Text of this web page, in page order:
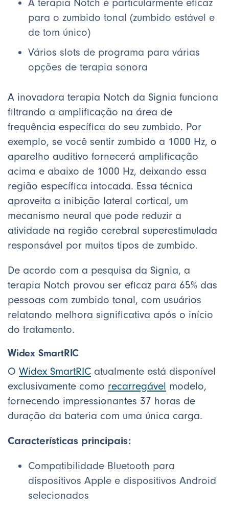
A terapia Notch é particularmente eficaz
para o zumbido tonal (zumbido estável e
de tom único)
Vários slots de programa para várias
opções de terapia sonora
A inovadora terapia Notch da Signia funciona
filtrando a amplificação na área de
frequência específica do seu zumbido. Por
exemplo, se você sentir zumbido a 1000 Hz, o
aparelho auditivo fornecerá amplificação
acima e abaixo de 1000 Hz, deixando essa
região específica intocada. Essa técnica
aproveita a inibição lateral cortical, um
mecanismo neural que pode reduzir a
atividade na região cerebral superestimulada
responsável por muitos tipos de zumbido.
De acordo com a pesquisa da Signia, a
terapia Notch provou ser eficaz para 65% das
pessoas com zumbido tonal, com usuários
relatando melhora significativa após o início
do tratamento.
Widex SmartRIC
O Widex SmartRIC atualmente está disponível
exclusivamente como recarregável modelo,
fornecendo impressionantes 37 horas de
duração da bateria com uma única carga.
Características principais:
Compatibilidade Bluetooth para
dispositivos Apple e dispositivos Android
selecionados